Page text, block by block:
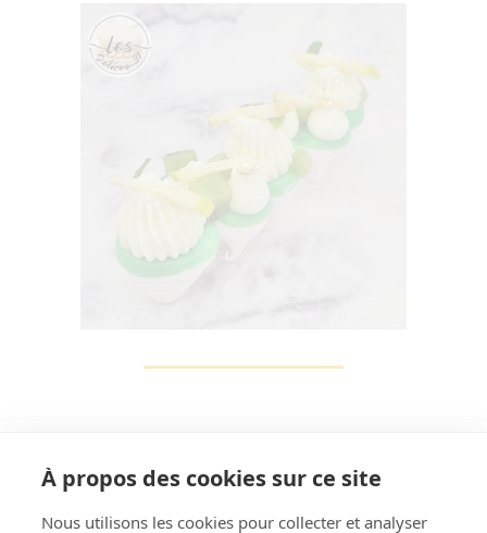
À propos des cookies sur ce site
Nous utilisons les cookies pour collecter et analyser